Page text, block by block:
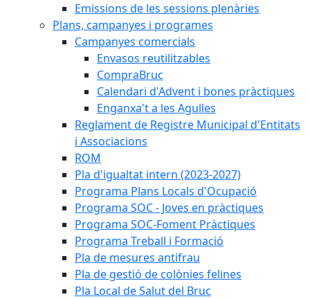
Emissions de les sessions plenàries
Plans, campanyes i programes
Campanyes comercials
Envasos reutilitzables
CompraBruc
Calendari d'Advent i bones pràctiques
Enganxa't a les Agulles
Reglament de Registre Municipal d'Entitats
i Associacions
ROM
Pla d'igualtat intern (2023-2027)
Programa Plans Locals d'Ocupació
Programa SOC - Joves en pràctiques
Programa SOC-Foment Pràctiques
Programa Treball i Formació
Pla de mesures antifrau
Pla de gestió de colònies felines
Pla Local de Salut del Bruc